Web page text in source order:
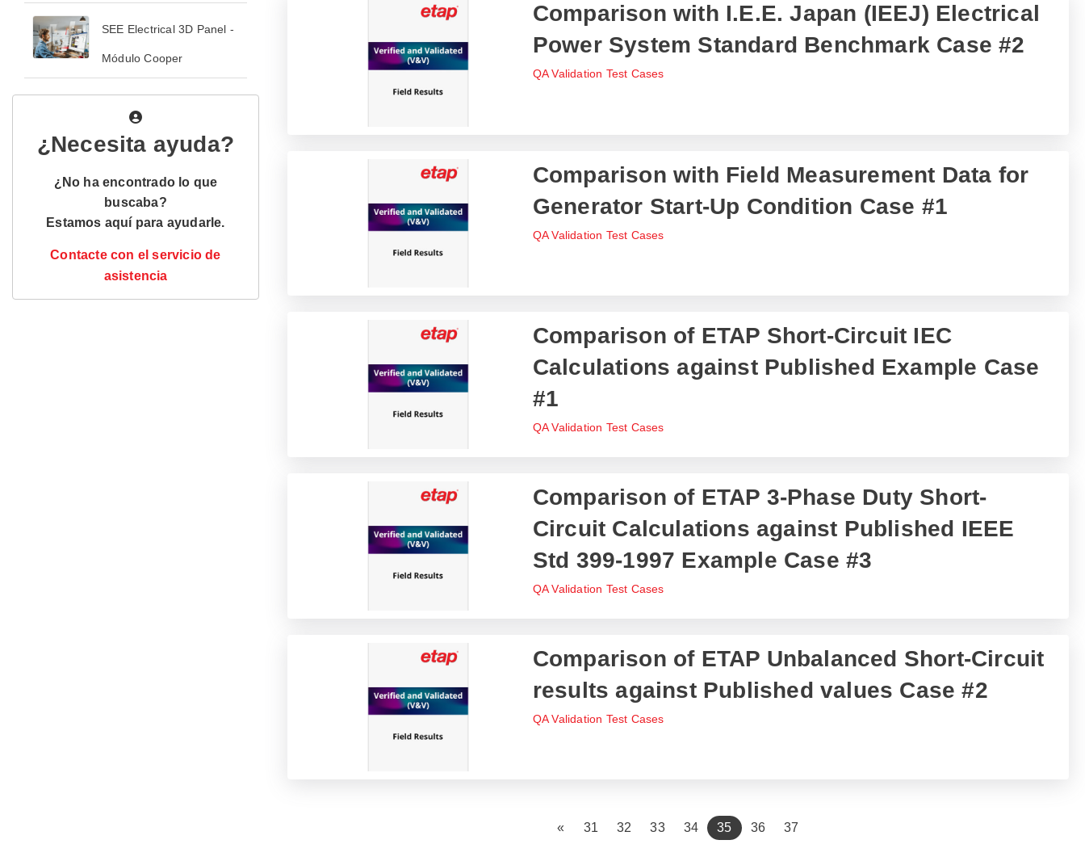
SEE Electrical 3D Panel -
Módulo Cooper
¿Necesita ayuda?
¿No ha encontrado lo que
buscaba?
Estamos aquí para ayudarle.
Contacte con el servicio de
asistencia
Comparison with I.E.E. Japan (IEEJ) Electrical
Power System Standard Benchmark Case #2
QA Validation Test Cases
Comparison with Field Measurement Data for
Generator Start-Up Condition Case #1
QA Validation Test Cases
Comparison of ETAP Short-Circuit IEC
Calculations against Published Example Case
#1
QA Validation Test Cases
Comparison of ETAP 3-Phase Duty Short-
Circuit Calculations against Published IEEE
Std 399-1997 Example Case #3
QA Validation Test Cases
Comparison of ETAP Unbalanced Short-Circuit
results against Published values Case #2
QA Validation Test Cases
« 31 32 33 34 35(current)
36 37